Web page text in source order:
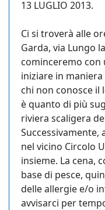
13 LUGLIO 2013.
Ci si troverà alle
Garda, via Lungo
cominceremo
iniziare in
chi non conosce il
è quanto di più
riviera scaligera
Successivamente,
nel vicino Circolo
insieme. La cena,
base di pesce,
delle allergie e/o
avvisarci per